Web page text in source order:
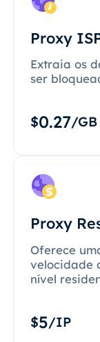
Proxy
Extraia os
ser
$0.27/GB
Proxy
Oferece
velocidade
nível
$5/IP